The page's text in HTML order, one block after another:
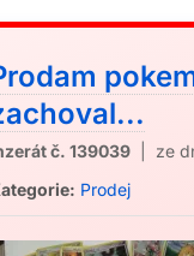
č. 139039 | ze
Prodej